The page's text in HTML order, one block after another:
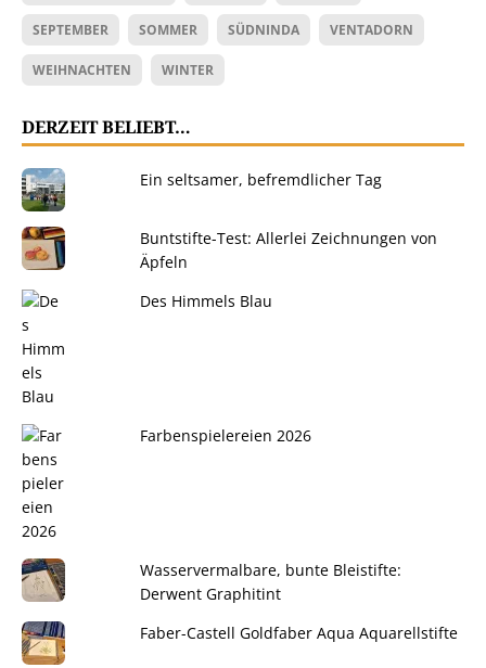
SEPTEMBER SOMMER SÜDNINDA VENTADORN
WEIHNACHTEN WINTER
DERZEIT BELIEBT…
Ein seltsamer, befremdlicher Tag
Buntstifte-Test: Allerlei Zeichnungen von
Äpfeln
Des Himmels Blau
Farbenspielereien 2026
Wasservermalbare, bunte Bleistifte:
Derwent Graphitint
Faber-Castell Goldfaber Aqua Aquarellstifte